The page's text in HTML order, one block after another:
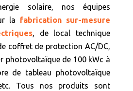
solaire, nos équipes
la fabrication sur-mesure
, de local technique
coffret de protection AC/DC,
photovoltaïque de 100 kWc à
de tableau photovoltaïque
Tous nos produits sont